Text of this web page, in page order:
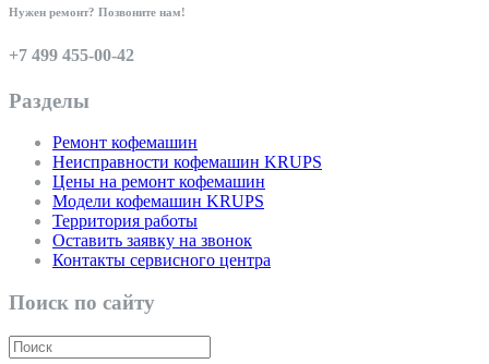
Нужен ремонт? Позвоните нам!
+7 499 455-00-42
Разделы
Ремонт кофемашин
Неисправности кофемашин KRUPS
Цены на ремонт кофемашин
Модели кофемашин KRUPS
Территория работы
Оставить заявку на звонок
Контакты сервисного центра
Поиск по сайту